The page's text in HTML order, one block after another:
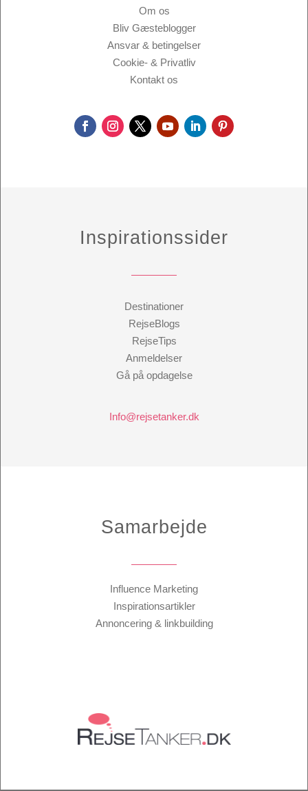
Om os
Bliv Gæsteblogger
Ansvar & betingelser
Cookie- & Privatliv
Kontakt os
Inspirationssider
Destinationer
RejseBlogs
RejseTips
Anmeldelser
Gå på opdagelse
Info@rejsetanker.dk
Samarbejde
Influence Marketing
Inspirationsartikler
Annoncering & linkbuilding